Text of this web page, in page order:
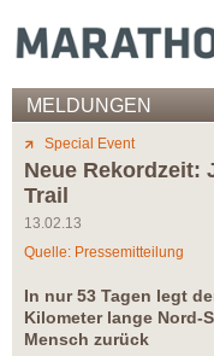
MELDUNGEN
Special Event
Neue Rekordzeit:
Trail
13.02.13
Quelle: Pressemitteilung
In nur 53 Tagen legt
Kilometer lange Nord-
Mensch zurück